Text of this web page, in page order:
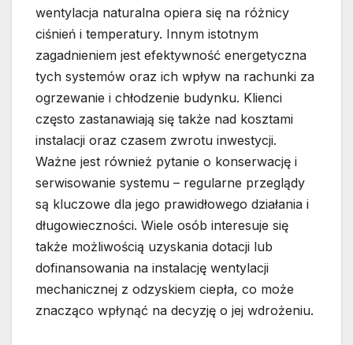
wentylacja naturalna opiera się na różnicy
ciśnień i temperatury. Innym istotnym
zagadnieniem jest efektywność energetyczna
tych systemów oraz ich wpływ na rachunki za
ogrzewanie i chłodzenie budynku. Klienci
często zastanawiają się także nad kosztami
instalacji oraz czasem zwrotu inwestycji.
Ważne jest również pytanie o konserwację i
serwisowanie systemu – regularne przeglądy
są kluczowe dla jego prawidłowego działania i
długowieczności. Wiele osób interesuje się
także możliwością uzyskania dotacji lub
dofinansowania na instalację wentylacji
mechanicznej z odzyskiem ciepła, co może
znacząco wpłynąć na decyzję o jej wdrożeniu.